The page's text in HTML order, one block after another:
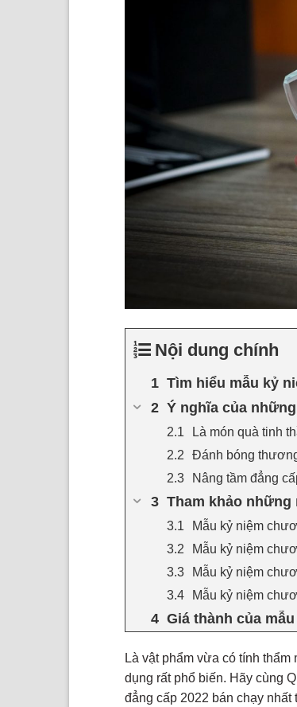
Nội dung chính
Tìm hiểu mẫu kỷ
Ý nghĩa của
Là món quà tinh
Đánh bóng
Nâng tầm đẳng
Tham khảo những
Mẫu kỷ niệm
Mẫu kỷ niệm
Mẫu kỷ niệm
Mẫu kỷ niệm
Giá thành của
Là vật phẩm vừa có tính
dụng rất phổ biến. Hãy cùng
đẳng cấp 2022 bán chạy nhất